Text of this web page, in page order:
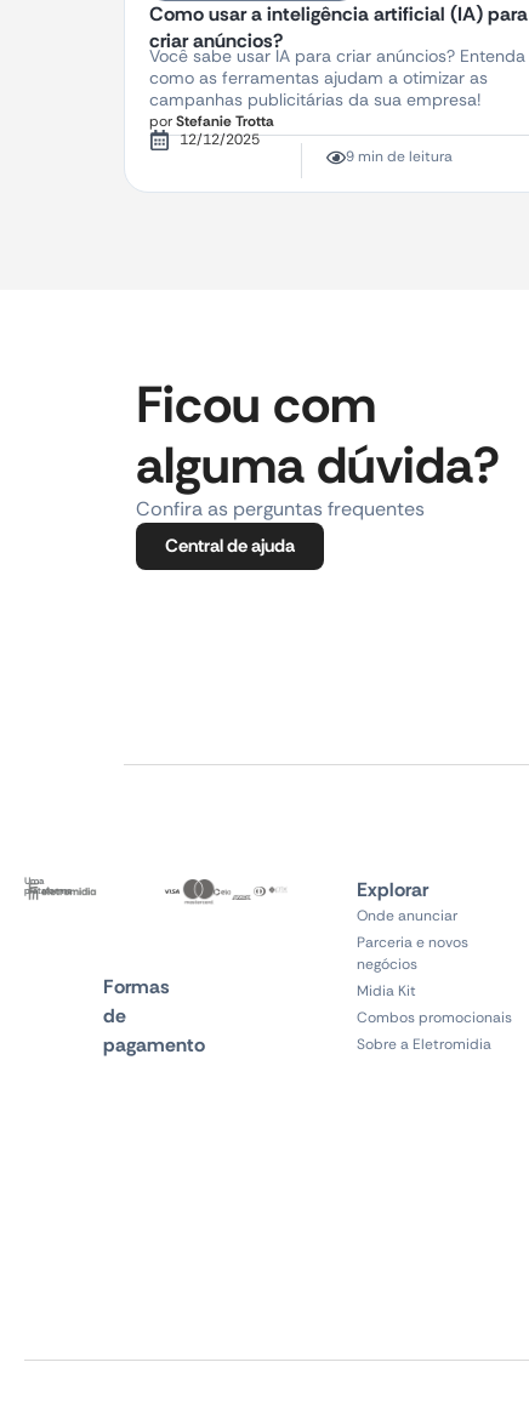
Como usar a inteligência artificial (IA) para
criar anúncios?
Você sabe usar IA para criar anúncios? Entenda
como as ferramentas ajudam a otimizar as
campanhas publicitárias da sua empresa!
porStefanie Trotta
12/12/2025
9 min de leitura
Ficou com
alguma dúvida?
Confira as perguntas frequentes
Central de ajuda
Uma
plataforma
Formas
de
pagamento
Explorar
Onde anunciar
Parceria e novos
negócios
Midia Kit
Combos promocionais
Sobre a Eletromidia